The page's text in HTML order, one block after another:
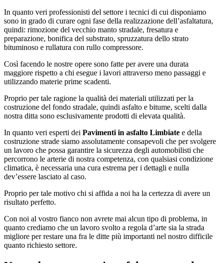
In quanto veri professionisti del settore i tecnici di cui disponiamo
sono in grado di curare ogni fase della realizzazione dell’asfaltatura,
quindi: rimozione del vecchio manto stradale, fresatura e
preparazione, bonifica del substrato, spruzzatura dello strato
bituminoso e rullatura con rullo compressore.
Così facendo le nostre opere sono fatte per avere una durata
maggiore rispetto a chi esegue i lavori attraverso meno passaggi e
utilizzando materie prime scadenti.
Proprio per tale ragione la qualità dei materiali utilizzati per la
costruzione del fondo stradale, quindi asfalto e bitume, scelti dalla
nostra ditta sono esclusivamente prodotti di elevata qualità.
In quanto veri esperti dei Pavimenti in asfalto Limbiate e della
costruzione strade siamo assolutamente consapevoli che per svolgere
un lavoro che possa garantire la sicurezza degli automobilisti che
percorrono le arterie di nostra competenza, con qualsiasi condizione
climatica, è necessaria una cura estrema per i dettagli e nulla
dev’essere lasciato al caso.
Proprio per tale motivo chi si affida a noi ha la certezza di avere un
risultato perfetto.
Con noi al vostro fianco non avrete mai alcun tipo di problema, in
quanto crediamo che un lavoro svolto a regola d’arte sia la strada
migliore per restare una fra le ditte più importanti nel nostro difficile
quanto richiesto settore.